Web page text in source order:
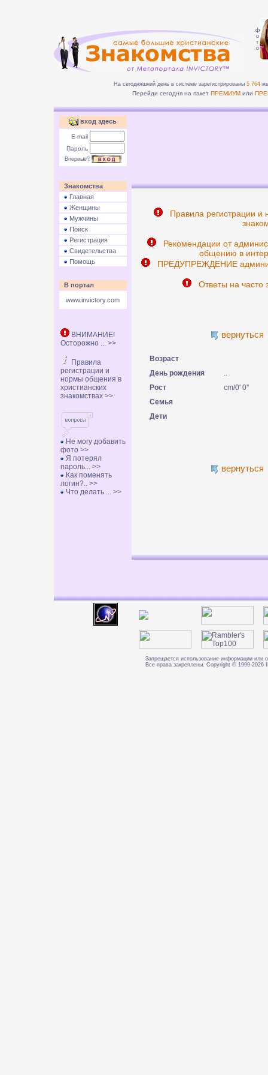
ф
о
т
о
На сегодняшний день в системе зарегистрированы 5 764
Перейди сегодня на пакет ПРЕМИУМили
вход здесь
E-mail
Пароль
Впервые?
Знакомства
Главная
Женщины
Мужчины
Поиск
Регистрация
Свидетельства
Помощь
В портал
www.invictory.com
ВНИМАНИЕ!
Осторожно ... >>
Правила
регистрации и
нормы общения в
христианских
знакомствах >>
Не могу добавить
фото >>
Я потерял
пароль... >>
Как поменять
логин?.. >>
Что делать ... >>
Правила регистрации и
Рекомендации от
общению в
ПРЕДУПРЕЖДЕНИЕ
Ответы на часто
вернуться
Возраст
День рождения
..
Рост
cm/0' 0''
Семья
Дети
вернуться
Запрещается использование информации или
Все права закреплены. Copyright © 1999-